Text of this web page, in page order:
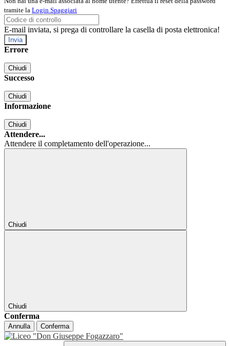
tramite la Login Spaggiari
E-mail inviata, si prega di controllare la casella di posta elettronica!
Errore
Chiudi
Successo
Chiudi
Informazione
Chiudi
Attendere...
Attendere il completamento dell'operazione...
Chiudi
Chiudi
Conferma
Annulla Conferma